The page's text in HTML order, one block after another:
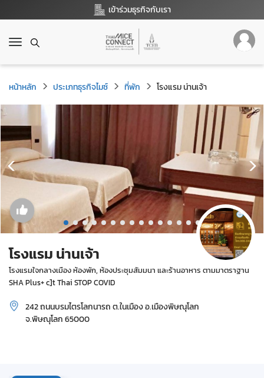
เข้าร่วมธุรกิจกับเรา
T
g
g
l
e
v
g
a
o
n
หน้าหลัก ประเภทธุรกิจไมซ์ ที่พัก โรงแรม น่านเจ้า
โรงแรม น่านเจ้า
โรงแรมใจกลางเมือง ห้องพัก, ห้องประชุมสัมมนา และร้านอาหาร ตามมาตราฐาน
SHA Plus+ c]t Thai STOP COVID
242 ถนนบรมไตรโลกนารถ ต.ในเมือง อ.เมืองพิษณุโลก
จ.พิษณุโลก 65000